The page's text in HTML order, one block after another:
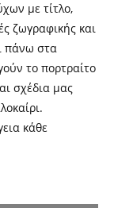
με τίτλο,
ζωγραφικής και
πάνω στα
το πορτραίτο
σχέδια μας
κάθε